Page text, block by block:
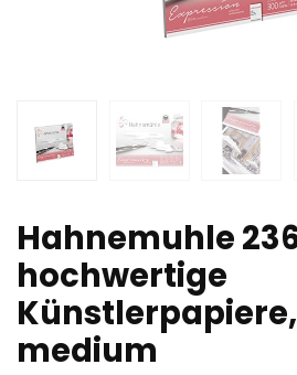
Hahnemuhle
hochwertige
medium